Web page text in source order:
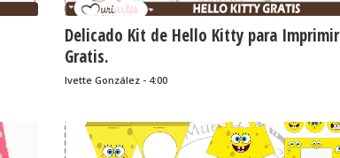
Delicado Kit de Hello Kitty para Imprimir
Gratis.
Ivette González - 4:00